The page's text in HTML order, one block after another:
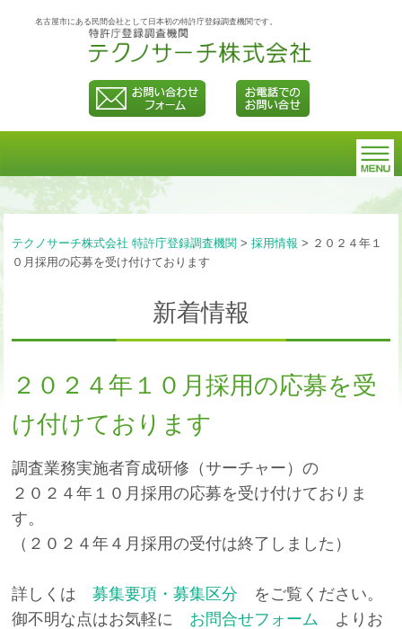
名古屋市にある民間会社として日本初の特許庁登録調査機関です。
テクノサーチ株式会社 特許庁登録調査機関 >採用情報 > ２０２４年１
０月採用の応募を受け付けております
新着情報
２０２４年１０月採用の応募を受
け付けております
調査業務実施者育成研修（サーチャー）の
２０２４年１０月採用の応募を受け付けておりま
す。
（２０２４年４月採用の受付は終了しました）
詳しくは募集要項・募集区分 をご覧ください。
御不明な点はお気軽に お問合せフォーム
よりお